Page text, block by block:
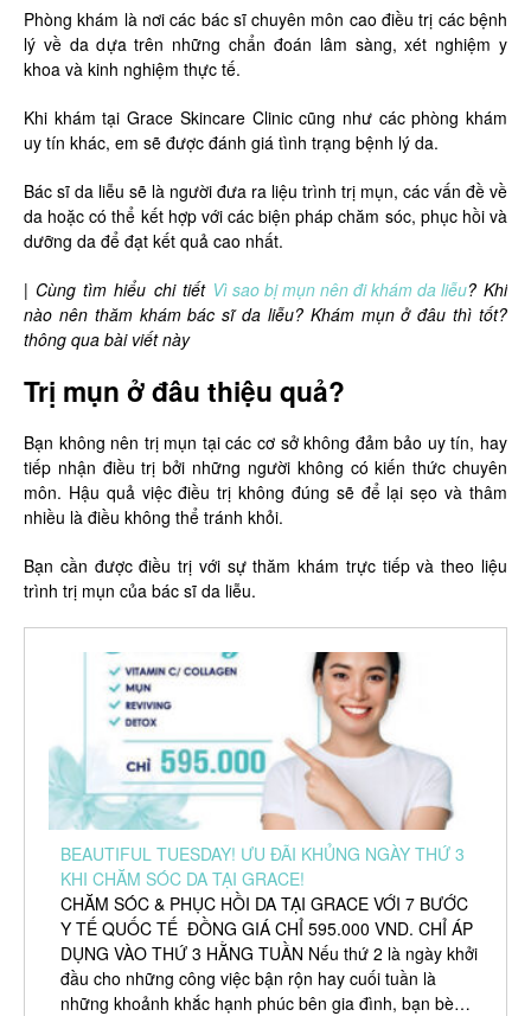
Phòng khám là nơi các bác sĩ chuyên môn cao điều trị các bệnh
lý về da dựa trên những chẩn đoán lâm sàng, xét nghiệm y
khoa và kinh nghiệm thực tế.
Khi khám tại Grace Skincare Clinic cũng như các phòng khám
uy tín khác, em sẽ được đánh giá tình trạng bệnh lý da.
Bác sĩ da liễu sẽ là người đưa ra liệu trình trị mụn, các vấn đề về
da hoặc có thể kết hợp với các biện pháp chăm sóc, phục hồi và
dưỡng da để đạt kết quả cao nhất.
| Cùng tìm hiểu chi tiết Vì sao bị mụn nên đi khám da liễu? Khi
nào nên thăm khám bác sĩ da liễu? Khám mụn ở đâu thì tốt?
thông qua bài viết này
Trị mụn ở đâu thiệu quả?
Bạn không nên trị mụn tại các cơ sở không đảm bảo uy tín, hay
tiếp nhận điều trị bởi những người không có kiến thức chuyên
môn. Hậu quả việc điều trị không đúng sẽ để lại sẹo và thâm
nhiều là điều không thể tránh khỏi.
Bạn cần được điều trị với sự thăm khám trực tiếp và theo liệu
trình trị mụn của bác sĩ da liễu.
BEAUTIFUL TUESDAY! ƯU ĐÃI KHỦNG NGÀY THỨ 3
KHI CHĂM SÓC DA TẠI GRACE!
CHĂM SÓC & PHỤC HỒI DA TẠI GRACE VỚI 7 BƯỚC
Y TẾ QUỐC TẾ ĐỒNG GIÁ CHỈ 595.000 VND. CHỈ ÁP
DỤNG VÀO THỨ 3 HẰNG TUẦN Nếu thứ 2 là ngày khởi
đầu cho những công việc bận rộn hay cuối tuần là
những khoảnh khắc hạnh phúc bên gia đình, bạn bè…